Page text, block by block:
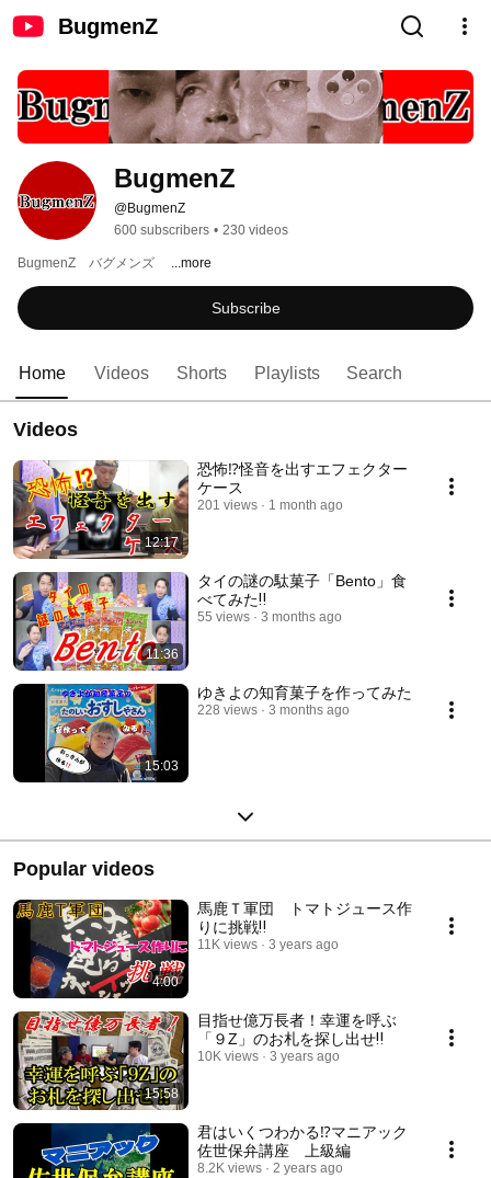
BugmenZ
BugmenZ
@BugmenZ
600 subscribers • 230 videos
BugmenZ　バグメンズ ...more
Subscribe
Home Videos Shorts Playlists Search
Videos
12:17
恐怖⁉怪音を出すエフェクター
ケース
201 views 1 month ago
11:36
タイの謎の駄菓子「Bento」食
べてみた‼
55 views 3 months ago
15:03
ゆきよの知育菓子を作ってみた
228 views 3 months ago
Popular videos
4:00
馬鹿Ｔ軍団 トマトジュース作
りに挑戦‼
11K views 3 years ago
15:58
目指せ億万長者！幸運を呼ぶ
「９Z」のお札を探し出せ‼
10K views 3 years ago
君はいくつわかる⁉マニアック
佐世保弁講座 上級編
8.2K views 2 years ago